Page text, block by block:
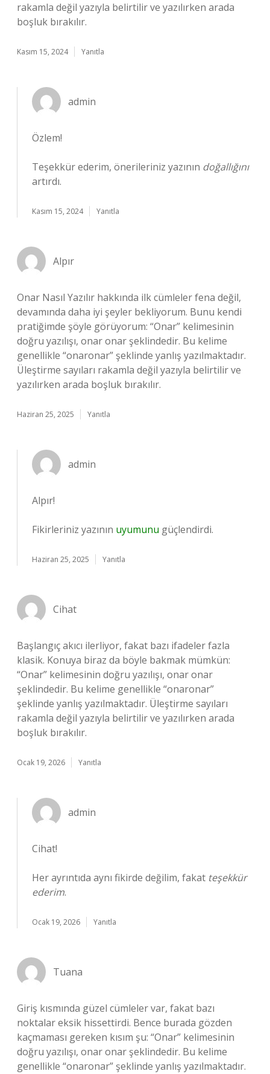
rakamla değil yazıyla belirtilir ve yazılırken arada
boşluk bırakılır.
Kasım 15, 2024 Yanıtla
admin
Özlem!
Teşekkür ederim, önerileriniz yazının doğallığını
artırdı.
Kasım 15, 2024 Yanıtla
Alpır
Onar Nasıl Yazılır hakkında ilk cümleler fena değil,
devamında daha iyi şeyler bekliyorum. Bunu kendi
pratiğimde şöyle görüyorum: “Onar” kelimesinin
doğru yazılışı, onar onar şeklindedir. Bu kelime
genellikle “onaronar” şeklinde yanlış yazılmaktadır.
Üleştirme sayıları rakamla değil yazıyla belirtilir ve
yazılırken arada boşluk bırakılır.
Haziran 25, 2025 Yanıtla
admin
Alpır!
Fikirleriniz yazının uyumunu güçlendirdi.
Haziran 25, 2025 Yanıtla
Cihat
Başlangıç akıcı ilerliyor, fakat bazı ifadeler fazla
klasik. Konuya biraz da böyle bakmak mümkün:
“Onar” kelimesinin doğru yazılışı, onar onar
şeklindedir. Bu kelime genellikle “onaronar”
şeklinde yanlış yazılmaktadır. Üleştirme sayıları
rakamla değil yazıyla belirtilir ve yazılırken arada
boşluk bırakılır.
Ocak 19, 2026 Yanıtla
admin
Cihat!
Her ayrıntıda aynı fikirde değilim, fakat teşekkür
ederim.
Ocak 19, 2026 Yanıtla
Tuana
Giriş kısmında güzel cümleler var, fakat bazı
noktalar eksik hissettirdi. Bence burada gözden
kaçmaması gereken kısım şu: “Onar” kelimesinin
doğru yazılışı, onar onar şeklindedir. Bu kelime
genellikle “onaronar” şeklinde yanlış yazılmaktadır.